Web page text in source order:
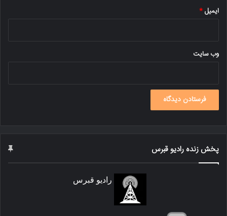
ایمیل*
وب‌ سایت
پخش زنده رادیو قبرس
رادیو قبرس